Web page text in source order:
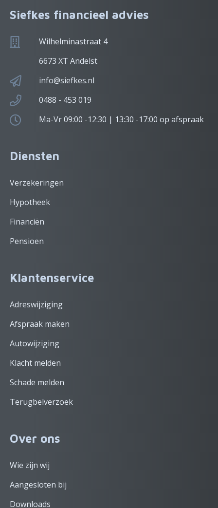
Siefkes financieel advies
Wilhelminastraat 4
6673 XT Andelst
info@siefkes.nl
0488 - 453 019
Ma-Vr 09:00 -12:30 | 13:30 -17:00 op afspraak
Diensten
Verzekeringen
Hypotheek
Financiën
Pensioen
Klantenservice
Adreswijziging
Afspraak maken
Autowijziging
Klacht melden
Schade melden
Terugbelverzoek
Over ons
Wie zijn wij
Aangesloten bij
Downloads